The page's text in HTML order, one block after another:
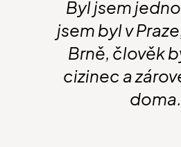
Byl jsem
jsem byl v
Brně, člověk
cizinec a
doma.